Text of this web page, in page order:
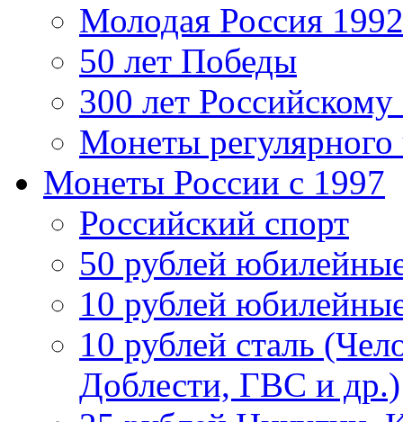
Молодая Россия
50 лет Победы
300 лет
Монеты
Монеты России c 1997
Российский спорт
50 рублей
10 рублей
10 рублей сталь
Доблести, ГВС и др.)